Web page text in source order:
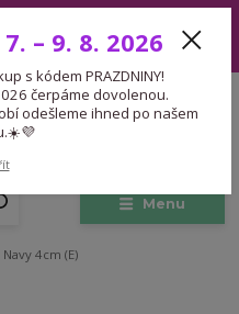
přijaté v tomto období
návratu.☀️💜
Menu
CZK
4cm (E)
– 9. 8. 2026
s kódem PRAZDNINY!
čerpáme dovolenou.
odešleme ihned po našem